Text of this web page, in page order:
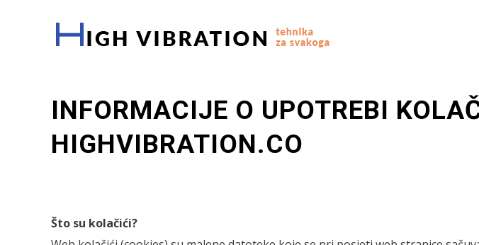
INFORMACIJE O UPOTREBI
HIGHVIBRATION.CO
Što su kolačići?